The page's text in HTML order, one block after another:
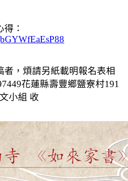
：
者，煩請另紙載明報名表相
花蓮縣壽豐鄉鹽寮村191
小組 收